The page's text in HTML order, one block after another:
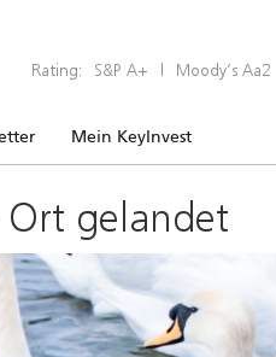
Rating: S&P A+ | Moody’s Aa2
Mein KeyInvest
Ort gelandet